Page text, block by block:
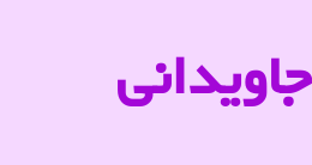
جاویدانی